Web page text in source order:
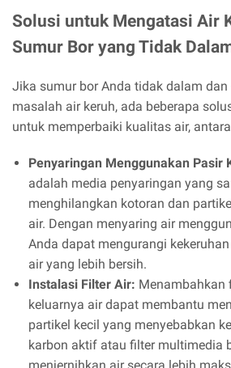
Solusi untuk Mengatasi Air
Sumur Bor yang Tidak
Jika sumur bor Anda tidak dalam
masalah air keruh, ada beberapa
untuk memperbaiki kualitas air,
Penyaringan Menggunakan Pasir
adalah media penyaringan yang
menghilangkan kotoran dan
air. Dengan menyaring air
Anda dapat mengurangi
air yang lebih bersih.
Instalasi Filter Air: Menambahkan
keluarnya air dapat membantu
partikel kecil yang menyebabkan
karbon aktif atau filter multimedia